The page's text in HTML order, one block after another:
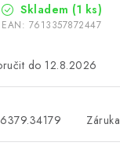
Skladem (1 ks)
EAN: 7613357872447
12.8.2026
6379.34179 Záruka